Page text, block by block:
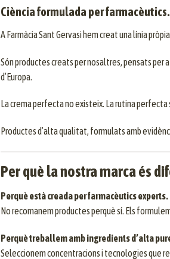
Ciència formulada per
A Farmàcia Sant Gervasi hem creat una línia
Són productes creats per nosaltres, pensats per
d’Europa.
La crema perfecta no existeix. La rutina
Productes d’alta qualitat, formulats amb
Per què la nostra marca és
Perquè està creada per farmacèutics experts.
No recomanem productes perquè sí. Els
Perquè treballem amb ingredients d’alta
Seleccionem concentracions i tecnologies que